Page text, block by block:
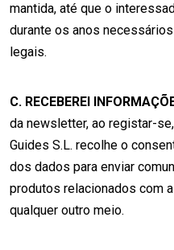
mantida, até que o
durante os anos
legais.
C. RECEBEREI
da newsletter, ao registar-
Guides S.L. recolhe o
dos dados para enviar
produtos relacionados com
qualquer outro meio.